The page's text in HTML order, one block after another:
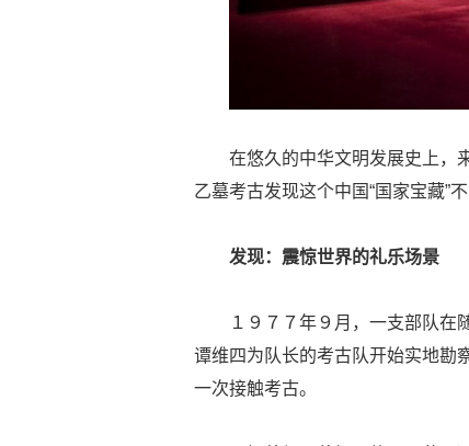
在悠久的中华文明发展史上，
乙墓考古发现这个中国“国家宝藏”
发现：震惊世界的礼乐场景
１９７７年９月，一支部队在
谭维四为队长的考古队开始实地勘
一次接触考古。